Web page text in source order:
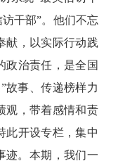
干部”。他们不忘
献，以实际行动践
政治责任，是全国
故事、传递榜样力
观，带着感情和责
此开设专栏，集中
迹。本期，我们一